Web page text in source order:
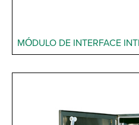
MÓDULO DE INTERFACE